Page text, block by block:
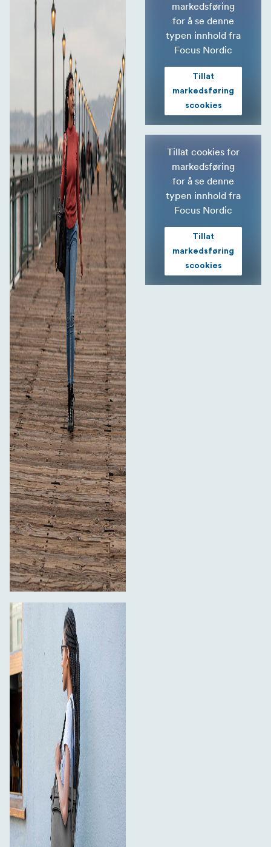
markedsføring
for å se denne
typen innhold fra
Focus Nordic
Tillat
markedsføring
scookies
Tillat cookies for
markedsføring
for å se denne
typen innhold fra
Focus Nordic
Tillat
markedsføring
scookies